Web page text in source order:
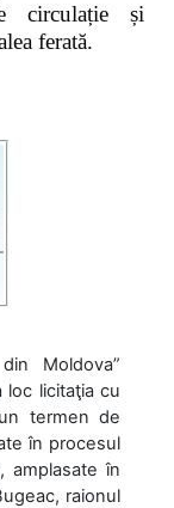
circulație și
ferată.
Moldova”
loc licitaţia cu
termen de
în procesul
amplasate în
raionul